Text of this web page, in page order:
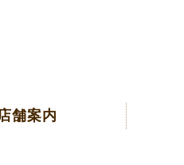
舗案内